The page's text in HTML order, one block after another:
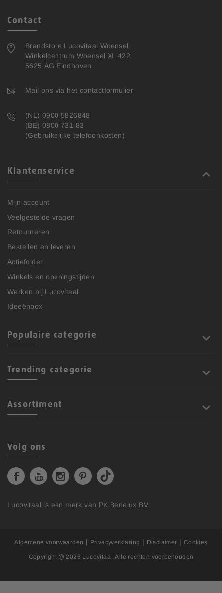
Contact
Brandstore Lucovitaal Woensel
Winkelcentrum Woensel XL 422
5625 AG Eindhoven
Mail ons via het contactformulier
(NL) 0900 5826848
(BE) 0800 731 83
(Gebruikelijke telefoonkosten)
Klantenservice
Mijn account
Veelgestelde vragen
Retourneren
Bestellen en leveren
Actiefolder
Winkels en openingstijden
Werken bij Lucovitaal
Ideeënbox
Populaire categorie
Trending categorie
Assortiment
Volg ons
Lucovitaal is een merk van PK Benelux BV
Copyright @ 2026 Lucovitaal . Alle rechten voorbehouden
Algemene voorwaarden | Privacyverklaring | Disclaimer | Cookies